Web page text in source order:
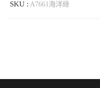
SKU : A7661海洋綠